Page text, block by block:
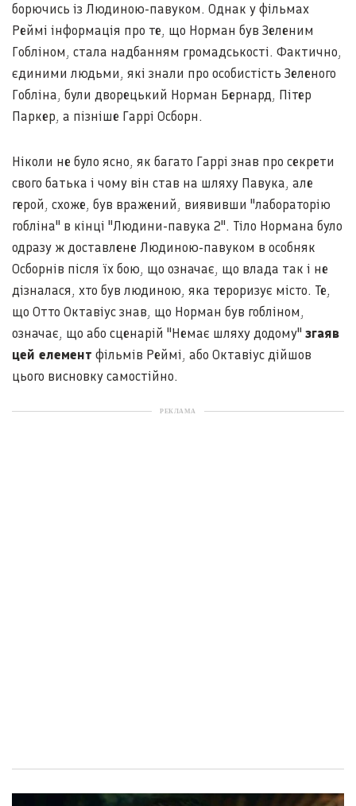
борючись із Людиною-павуком. Однак у фільмах
Реймі інформація про те, що Норман був Зеленим
Гобліном, стала надбанням громадськості. Фактично,
єдиними людьми, які знали про особистість Зеленого
Гобліна, були дворецький Норман Бернард, Пітер
Паркер, а пізніше Гаррі Осборн.
Ніколи не було ясно, як багато Гаррі знав про секрети
свого батька і чому він став на шляху Павука, але
герой, схоже, був вражений, виявивши "лабораторію
гобліна" в кінці "Людини-павука 2". Тіло Нормана було
одразу ж доставлене Людиною-павуком в особняк
Осборнів після їх бою, що означає, що влада так і не
дізналася, хто був людиною, яка тероризує місто. Те,
що Отто Октавіус знав, що Норман був гобліном,
означає, що або сценарій "Немає шляху додому" згаяв
цей елемент фільмів Реймі, або Октавіус дійшов
цього висновку самостійно.
РЕКЛАМА